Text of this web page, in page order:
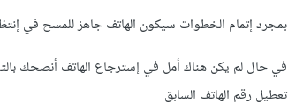
بمجرد إتمام الخطوات سيكون الهاتف جاهز للمسح في
في حال لم يكن هناك أمل في إسترجاع الهاتف أنصحك
تعطيل رقم الهاتف السابق